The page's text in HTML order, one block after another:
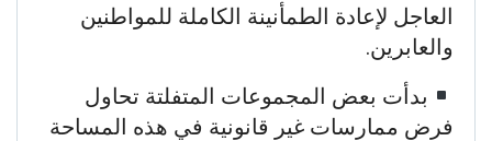
العاجل لإعادة الطمأنينة الكاملة للمواطنين
والعابرين.
بدأت بعض المجموعات المتفلتة تحاول
فرض ممارسات غير قانونية في هذه المساحة